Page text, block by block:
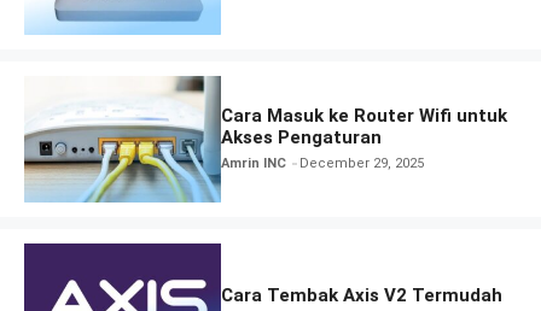
Cara Masuk ke Router Wifi untuk
Akses Pengaturan
Amrin INC December 29, 2025
Cara Tembak Axis V2 Termudah